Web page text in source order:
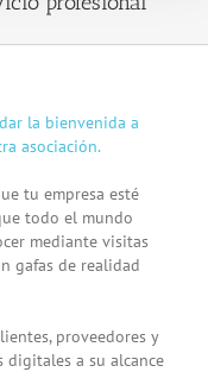
la bienvenida a
asociación.
tu empresa esté
todo el mundo
mediante visitas
gafas de realidad
proveedores y
a su alcance